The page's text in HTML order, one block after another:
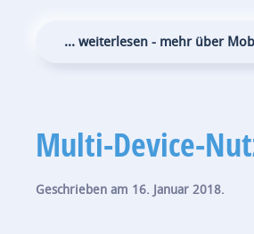
... weiterlesen - mehr über
Multi-Device-
Geschrieben am 16. Januar 2018.